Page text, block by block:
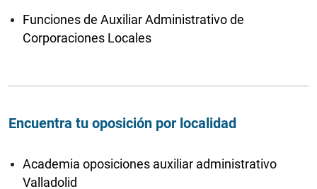
Funciones de Auxiliar Administrativo de
Corporaciones Locales
Encuentra tu oposición por localidad
Academia oposiciones auxiliar administrativo
Valladolid